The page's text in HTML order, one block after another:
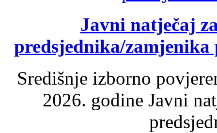
Javni natječaj
predsjednika/
Središnje izborno
2026. godine Javni